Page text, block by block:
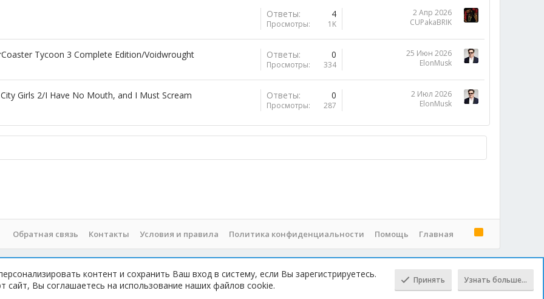
Ответы 4
Просмотры 1K
2 Апр 2026
CUPakaBRIK
Tycoon 3 Complete Edition/Voidwrought Ответы 0
Просмотры 334
25 Июн 2026
ElonMusk
Girls 2/I Have No Mouth, and I Must Scream Ответы 0
Просмотры 287
2 Июл 2026
ElonMusk
Обратная связь Контакты Условия и правила Политика конфиденциальности Помощь Главная
R
S
копировании материала с сайта, обратная ссылка обязательна!
СверхуСнизу
контент и сохранить Ваш вход в систему, если Вы зарегистрируетесь.
сайт, Вы соглашаетесь на использование наших файлов cookie.
Принять Узнать больше…